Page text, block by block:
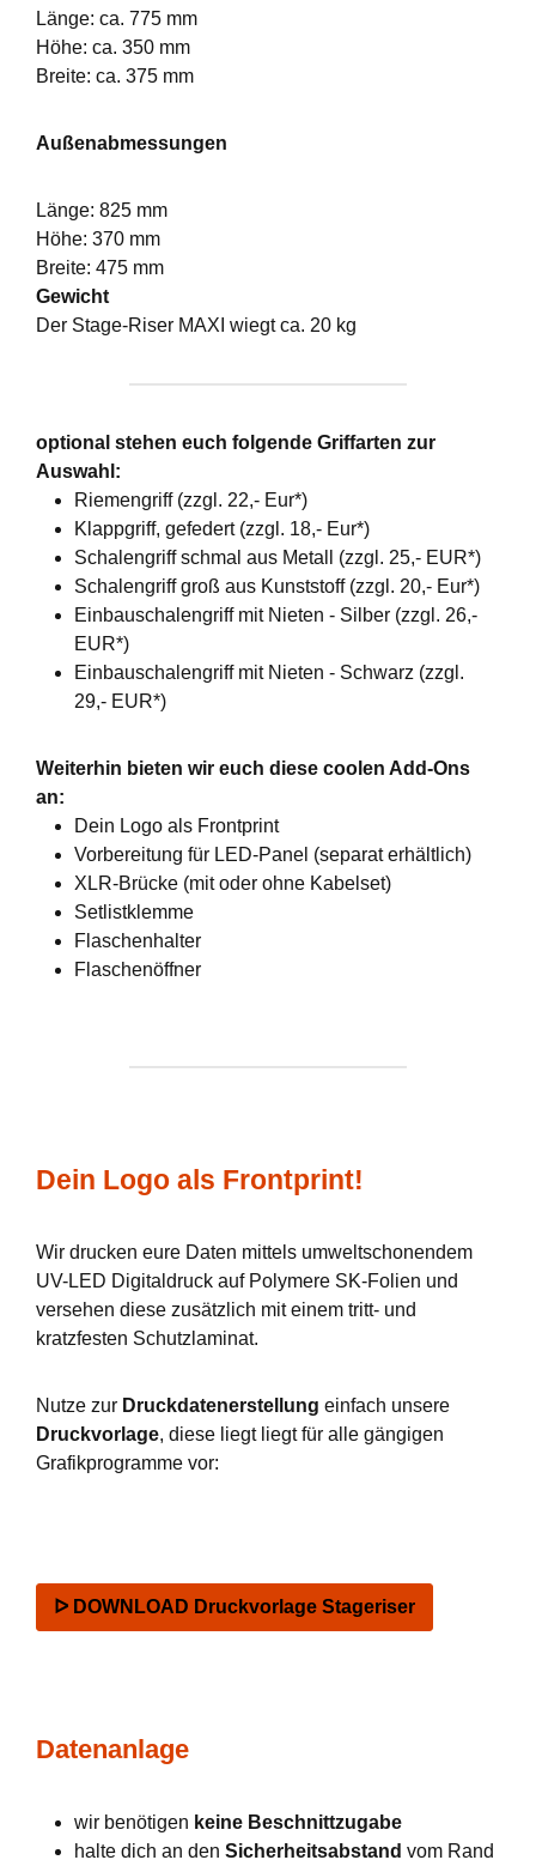
Länge: ca. 775 mm
Höhe: ca. 350 mm
Breite: ca. 375 mm
Außenabmessungen
Länge: 825 mm
Höhe: 370 mm
Breite: 475 mm
Gewicht
Der Stage-Riser MAXI wiegt ca. 20 kg
optional stehen euch folgende Griffarten zur
Auswahl:
Riemengriff (zzgl. 22,- Eur*)
Klappgriff, gefedert (zzgl. 18,- Eur*)
Schalengriff schmal aus Metall (zzgl. 25,- EUR*)
Schalengriff groß aus Kunststoff (zzgl. 20,- Eur*)
Einbauschalengriff mit Nieten - Silber (zzgl. 26,-
EUR*)
Einbauschalengriff mit Nieten - Schwarz (zzgl.
29,- EUR*)
Weiterhin bieten wir euch diese coolen Add-Ons
an:
Dein Logo als Frontprint
Vorbereitung für LED-Panel (separat erhältlich)
XLR-Brücke (mit oder ohne Kabelset)
Setlistklemme
Flaschenhalter
Flaschenöffner
Dein Logo als Frontprint!
Wir drucken eure Daten mittels umweltschonendem
UV-LED Digitaldruck auf Polymere SK-Folien und
versehen diese zusätzlich mit einem tritt- und
kratzfesten Schutzlaminat.
Nutze zur Druckdatenerstellung einfach unsere
Druckvorlage, diese liegt liegt für alle gängigen
Grafikprogramme vor:
ᐅ DOWNLOAD Druckvorlage Stageriser
Datenanlage
wir benötigen keine Beschnittzugabe
halte dich an den Sicherheitsabstand vom Rand